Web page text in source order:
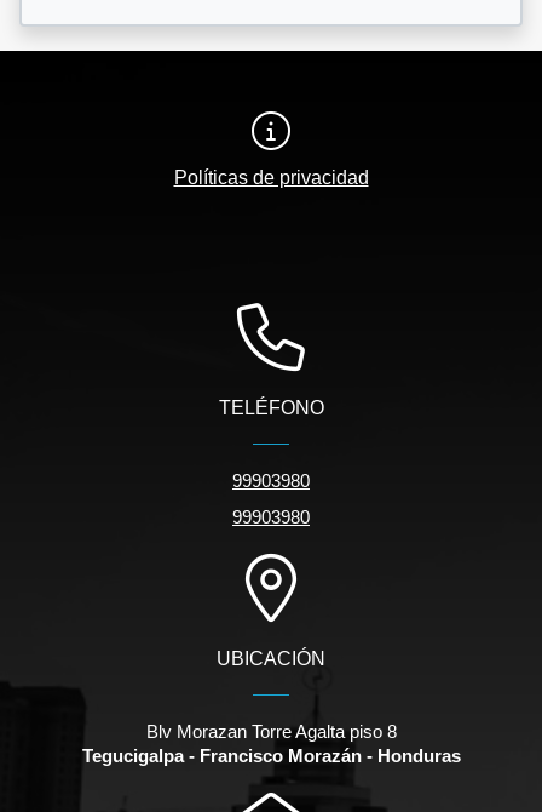
Políticas de privacidad
TELÉFONO
99903980
99903980
UBICACIÓN
Blv Morazan Torre Agalta piso 8
Tegucigalpa - Francisco Morazán - Honduras